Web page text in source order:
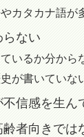
カタカナ語が
ない
いるか分から
が書いていな
信感を生ん
者向きでは